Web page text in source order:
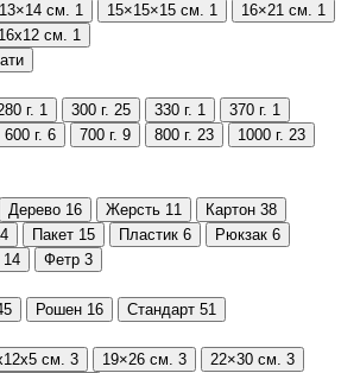
см. 1 15×15×15 см. 1 16×21 см. 1
см. 1
г. 1 300 г. 25 330 г. 1 370 г. 1
600 г. 6 700 г. 9 800 г. 23 1000 г. 23
Дерево 16 Жерсть 11 Картон 38
Пакет 15 Пластик 6 Рюкзак 6
14 Фетр 3
Рошен 16 Стандарт 51
см. 3 19×26 см. 3 22×30 см. 3